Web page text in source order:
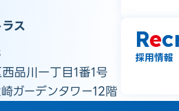
ス
品川一丁目1番1号
ガーデンタワー12階
Re
採用情報